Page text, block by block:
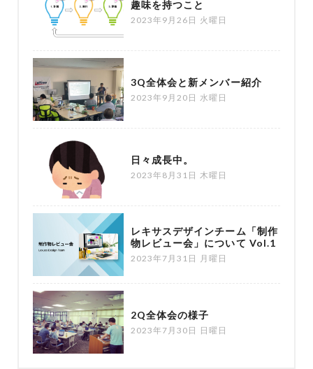
趣味を持つこと
2023年9月26日 火曜日
3Q全体会と新メンバー紹介
2023年9月20日 水曜日
日々成長中。
2023年8月31日 木曜日
レキサスデザインチーム「制作
物レビュー会」について Vol.1
2023年7月31日 月曜日
2Q全体会の様子
2023年7月30日 日曜日